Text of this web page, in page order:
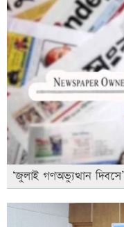
‘জুলাই গণঅভ্যুত্থান